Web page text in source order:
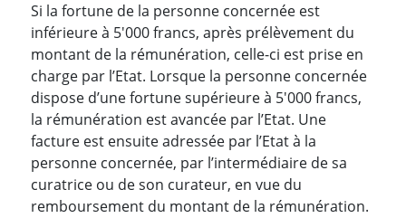
Si la fortune de la personne concernée est
inférieure à 5'000 francs, après prélèvement du
montant de la rémunération, celle-ci est prise en
charge par l’Etat. Lorsque la personne concernée
dispose d’une fortune supérieure à 5'000 francs,
la rémunération est avancée par l’Etat. Une
facture est ensuite adressée par l’Etat à la
personne concernée, par l’intermédiaire de sa
curatrice ou de son curateur, en vue du
remboursement du montant de la rémunération.